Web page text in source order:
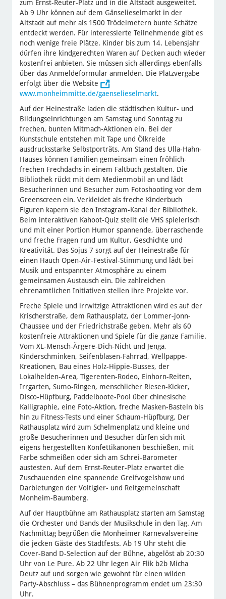
zum Ernst-Reuter-Platz und in die Altstadt ausgeweitet.
Ab 9 Uhr können auf dem Gänselieselmarkt in der
Altstadt auf mehr als 1500 Trödelmetern bunte Schätze
entdeckt werden. Für interessierte Teilnehmende gibt es
noch wenige freie Plätze. Kinder bis zum 14. Lebensjahr
dürfen ihre kindgerechten Waren auf Decken auch wieder
kostenfrei anbieten. Sie müssen sich allerdings ebenfalls
über das Anmeldeformular anmelden. Die Platzvergabe
erfolgt über die Website
www.monheimmitte.de/gaenselieselmarkt.
Auf der Heinestraße laden die städtischen Kultur- und
Bildungseinrichtungen am Samstag und Sonntag zu
frechen, bunten Mitmach-Aktionen ein. Bei der
Kunstschule entstehen mit Tape und Ölkreide
ausdrucksstarke Selbstporträts. Am Stand des Ulla-Hahn-
Hauses können Familien gemeinsam einen fröhlich-
frechen Frechdachs in einem Faltbuch gestalten. Die
Bibliothek rückt mit dem Medienmobil an und lädt
Besucherinnen und Besucher zum Fotoshooting vor dem
Greenscreen ein. Verkleidet als freche Kinderbuch
Figuren kapern sie den Instagram-Kanal der Bibliothek.
Beim interaktiven Kahoot-Quiz stellt die VHS spielerisch
und mit einer Portion Humor spannende, überraschende
und freche Fragen rund um Kultur, Geschichte und
Kreativität. Das Sojus 7 sorgt auf der Heinestraße für
einen Hauch Open-Air-Festival-Stimmung und lädt bei
Musik und entspannter Atmosphäre zu einem
gemeinsamen Austausch ein. Die zahlreichen
ehrenamtlichen Initiativen stellen ihre Projekte vor.
Freche Spiele und irrwitzige Attraktionen wird es auf der
Krischerstraße, dem Rathausplatz, der Lommer-jonn-
Chaussee und der Friedrichstraße geben. Mehr als 60
kostenfreie Attraktionen und Spiele für die ganze Familie.
Vom XL-Mensch-Ärgere-Dich-Nicht und Jenga,
Kinderschminken, Seifenblasen-Fahrrad, Wellpappe-
Kreationen, Bau eines Holz-Hippie-Busses, der
Lokalhelden-Area, Tigerenten-Rodeo, Einhorn-Reiten,
Irrgarten, Sumo-Ringen, menschlicher Riesen-Kicker,
Disco-Hüpfburg, Paddelboote-Pool über chinesische
Kalligraphie, eine Foto-Aktion, freche Masken-Basteln bis
hin zu Fitness-Tests und einer Schaum-Hüpfburg. Der
Rathausplatz wird zum Schelmenplatz und kleine und
große Besucherinnen und Besucher dürfen sich mit
eigens hergestellten Konfettikanonen beschießen, mit
Farbe schmeißen oder sich am Schrei-Barometer
austesten. Auf dem Ernst-Reuter-Platz erwartet die
Zuschauenden eine spannende Greifvogelshow und
Darbietungen der Voltigier- und Reitgemeinschaft
Monheim-Baumberg.
Auf der Hauptbühne am Rathausplatz starten am Samstag
die Orchester und Bands der Musikschule in den Tag. Am
Nachmittag begrüßen die Monheimer Karnevalsvereine
die jecken Gäste des Stadtfests. Ab 19 Uhr steht die
Cover-Band D-Selection auf der Bühne, abgelöst ab 20:30
Uhr von Le Pure. Ab 22 Uhr legen Air Flik b2b Micha
Deutz auf und sorgen wie gewohnt für einen wilden
Party-Abschluss – das Bühnenprogramm endet um 23:30
Uhr.